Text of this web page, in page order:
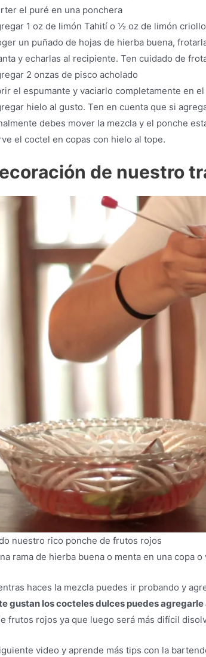
el puré en una ponchera
1 oz de limón Tahití o ½ oz de limón criollo
un puñado de hojas de hierba buena,
y echarlas al recipiente. Ten cuidado de
2 onzas de pisco acholado
el espumante y vaciarlo completamente en
hielo al gusto. Ten en cuenta que si
debes mover la mezcla y el ponche
el coctel en copas con hielo al tope.
de nuestro
nuestro rico ponche de frutos rojos
rama de hierba buena o menta en una copa
haces la mezcla puedes ir probando y
gustan los cocteles dulces puedes
frutos rojos ya que luego será más difícil
video y aprende más tips con la